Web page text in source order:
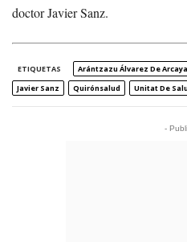
doctor Javier Sanz.
ETIQUETAS Arántzazu Álvarez De Arcaya
Javier Sanz
Quirónsalud Unitat De
-